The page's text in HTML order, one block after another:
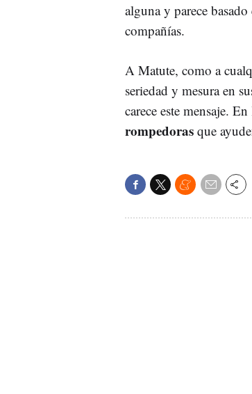
alguna y parece
compañías.
A Matute, como a
seriedad y mesura en
carece este mensaje.
rompedoras que